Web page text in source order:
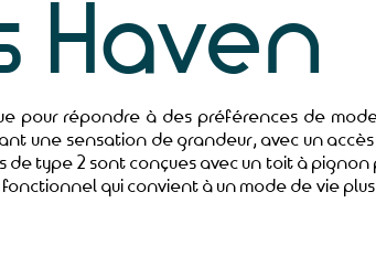
Haven
pour répondre à des préférences de
une sensation de grandeur, avec un
de type 2 sont conçues avec un toit à
qui convient à un mode de vie